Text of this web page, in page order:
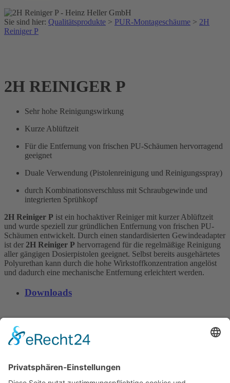
Sie sind hier: Qualitätsprodukte > PUR-Montageschäume > 2H
Reiniger P
2H REINIGER P
Sehr hohe Reinigungswirkung
Kurze Ablüftzeit
Für die Entfernung von frischen PU-Schäumen hervorragend
geeignet
Duale Verwendung (Pistolenreinigung und Reinigungsspray)
durch Kombinationsverschluss mit Schraubgewinde und
integrierten Sprühkopf
2H Reiniger P ist ein hochaktiver Reiniger mit kurzer Ablüftzeit
und wurde speziell zur gründlichen Entfernung von frischen PU-
Schäumen entwickelt. Durch einen standardisierten Gewindeadapter
ist der 2H Reiniger P hervorragend für die regelmäßige Reinigung
aller gängigen Dosierpistolen geeignet. Selbst bereits ausgehärtetes
Polyurethan kann durch die hohe Wirkstoffkonzentration angelöst
und dadurch eine mechanische Entfernung erleichtert werden.
Downloads
Produktinformation Reiniger P